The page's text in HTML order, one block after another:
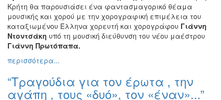
Κρήτη θα παρουσιάσει ένα φαντασμαγορικό θέαμα
μουσικής και χορού με την χορογραφική επιμέλεια του
καταξιωμένου Έλληνα χορευτή και χορογράφου Γιάννη
Ντοντσάκη υπό τη μουσική διεύθυνση του νέου μαέστρου
Γιάννη Πρωτόπαπα.
περισσότερα...
“Τραγούδια για τον έρωτα , την
αγάπη , τους «δυό», τον «έναν»...”